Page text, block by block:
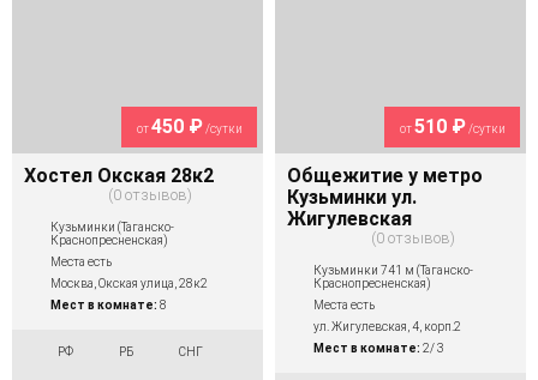
от450 ₽ /сутки
Хостел Окская 28к2
0 отзывов
Кузьминки (Таганско-
Краснопресненская)
Места есть
Москва, Окская улица, 28к2
Мест в комнате: 8
РФ РБ СНГ
от510 ₽ /сутки
Общежитие у метро
Кузьминки ул.
Жигулевская
0 отзывов
Кузьминки 741 м (Таганско-
Краснопресненская)
Места есть
ул. Жигулевская, 4, корп.2
Мест в комнате: 2/ 3